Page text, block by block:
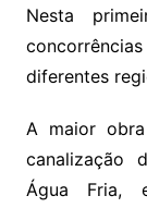
Nesta
diferentes
A maior
canalização
Água Fria,